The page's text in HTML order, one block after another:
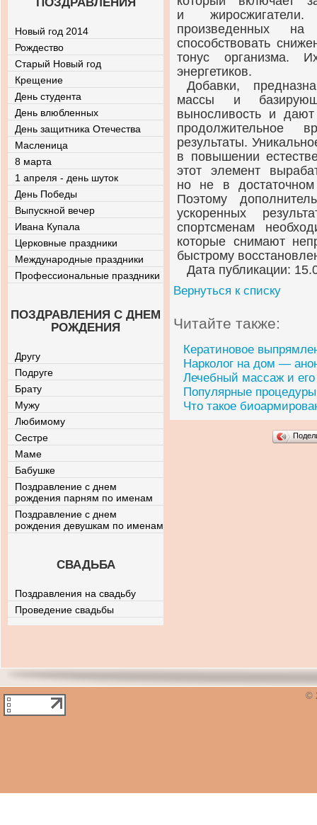
и
произведенных
способствовать
тонус организма.
энергетиков.
Добавки,
массы и
выносливость и
продолжительное
результаты.
в повышении
этот элемент
но не в
Поэтому
ускоренных
спортсменам
которые снимают
быстрому
Дата публикации:
Вернуться к списку
Читайте также:
Кератиновое
Нарколог на дом —
Лечебный массаж и
Популярные
Что такое
Новый год 2014
Рождество
Старый Новый год
Крещение
День студента
День влюбленных
День защитника Отечества
Масленица
8 марта
1 апреля - день шуток
День Победы
Выпускной вечер
Ивана Купала
Церковные праздники
Международные праздники
Профессиональные праздники
ПОЗДРАВЛЕНИЯ С ДНЕМ
РОЖДЕНИЯ
Другу
Подруге
Брату
Мужу
Любимому
Сестре
Маме
Бабушке
Поздравление с днем
рождения парням по именам
Поздравление с днем
рождения девушкам по именам
СВАДЬБА
Поздравления на свадьбу
Проведение свадьбы
©